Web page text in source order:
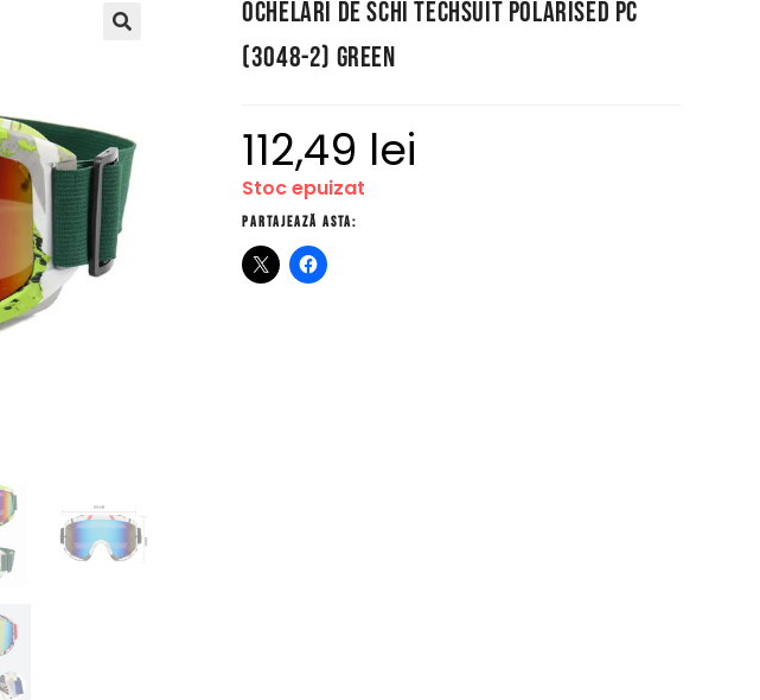
Ochelari de Schi Techsuit Polarised PC
(3048-2) Green
112,49 lei
Stoc epuizat
Partajează asta: